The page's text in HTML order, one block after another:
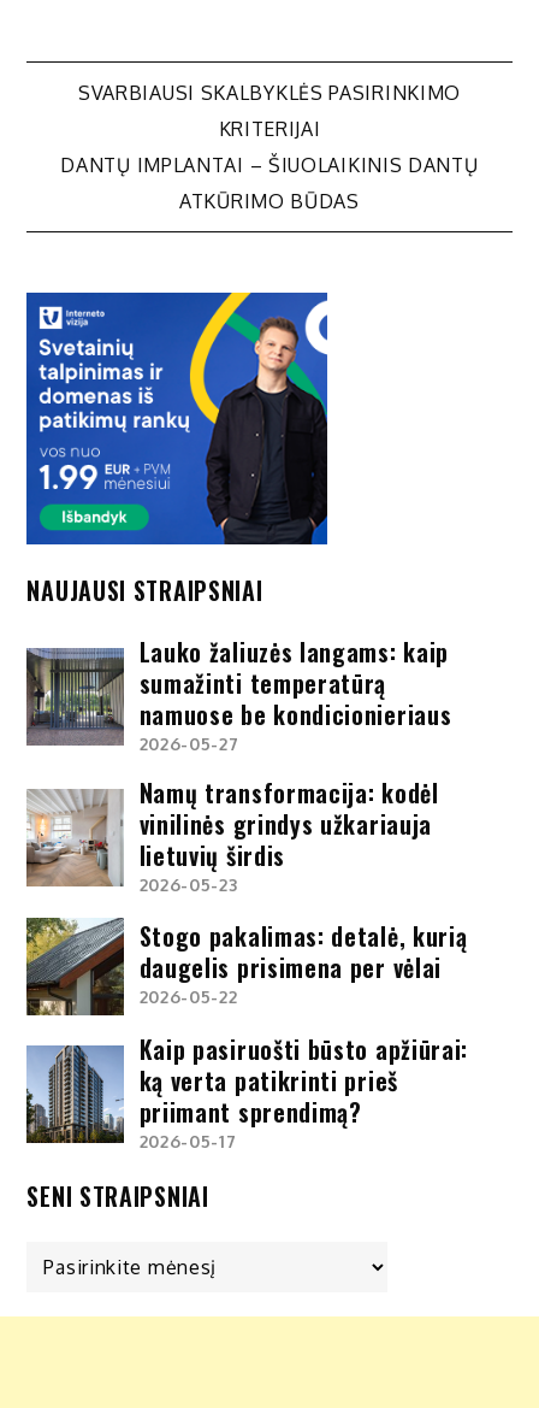
Navigacija
tarp
įrašų
SVARBIAUSI SKALBYKLĖS PASIRINKIMO
KRITERIJAI
DANTŲ IMPLANTAI – ŠIUOLAIKINIS DANTŲ
ATKŪRIMO BŪDAS
NAUJAUSI STRAIPSNIAI
Lauko žaliuzės langams: kaip
sumažinti temperatūrą
namuose be kondicionieriaus
2026-05-27
Namų transformacija: kodėl
vinilinės grindys užkariauja
lietuvių širdis
2026-05-23
Stogo pakalimas: detalė, kurią
daugelis prisimena per vėlai
2026-05-22
Kaip pasiruošti būsto apžiūrai:
ką verta patikrinti prieš
priimant sprendimą?
2026-05-17
SENI STRAIPSNIAI